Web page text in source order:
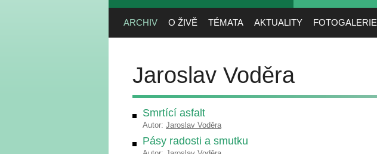
ARCHIV O ŽIVĚ TÉMATA AKTUALITY FOTOGALERIE
Jaroslav Voděra
Smrtící asfalt
Autor: Jaroslav Voděra
Pásy radosti a smutku